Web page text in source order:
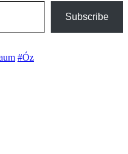
Subscribe
#Óz